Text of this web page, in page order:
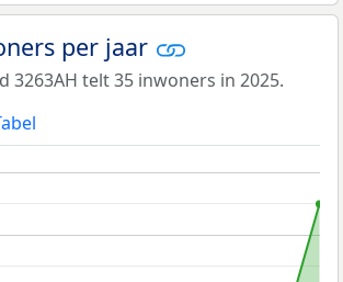
per jaar
3263AH telt 35 inwoners in 2025.